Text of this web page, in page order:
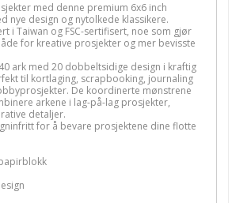
med denne premium 6x6 inch
nye design og nytolkede klassikere.
i Taiwan og FSC-sertifisert, noe som gjør
for kreative prosjekter og mer bevisste
ark med 20 dobbeltsidige design i kraftig
til kortlaging, scrapbooking, journaling
De koordinerte mønstrene
arkene i lag-på-lag prosjekter,
detaljer.
for å bevare prosjektene dine flotte